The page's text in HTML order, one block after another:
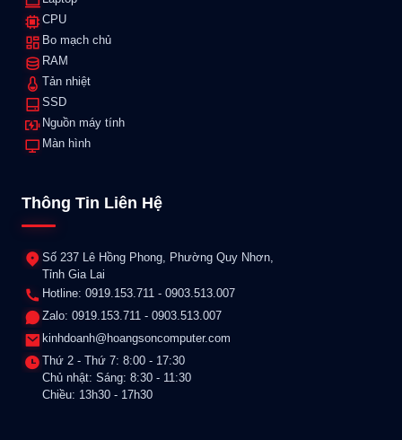
CPU
Bo mạch chủ
RAM
Tản nhiệt
SSD
Nguồn máy tính
Màn hình
Thông Tin Liên Hệ
Số 237 Lê Hồng Phong, Phường Quy Nhơn,
Tỉnh Gia Lai
Hotline: 0919.153.711 - 0903.513.007
Zalo: 0919.153.711 - 0903.513.007
kinhdoanh@hoangsoncomputer.com
Thứ 2 - Thứ 7: 8:00 - 17:30
Chủ nhật: Sáng: 8:30 - 11:30
Chiều: 13h30 - 17h30